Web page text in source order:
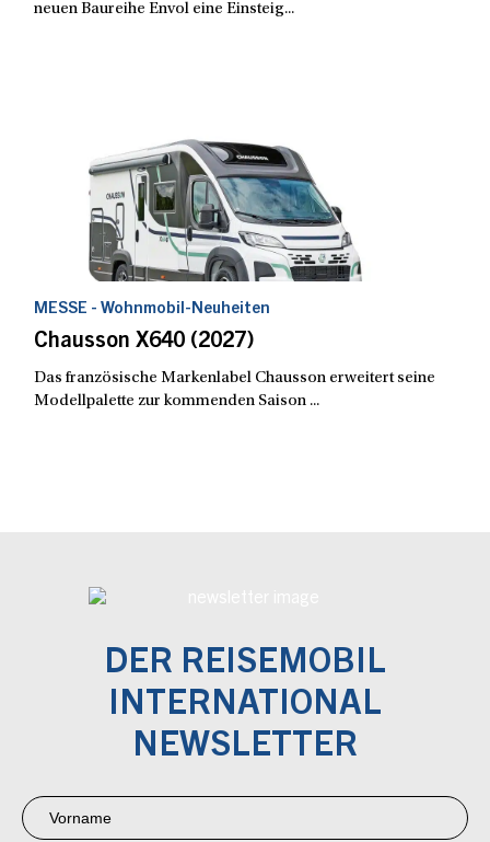
neuen Baureihe Envol eine Einsteig...
MESSE - Wohnmobil-Neuheiten
Chausson X640 (2027)
Das französische Markenlabel Chausson erweitert seine
Modellpalette zur kommenden Saison ...
DER REISEMOBIL
INTERNATIONAL
NEWSLETTER
Newsletter
Anmeldung